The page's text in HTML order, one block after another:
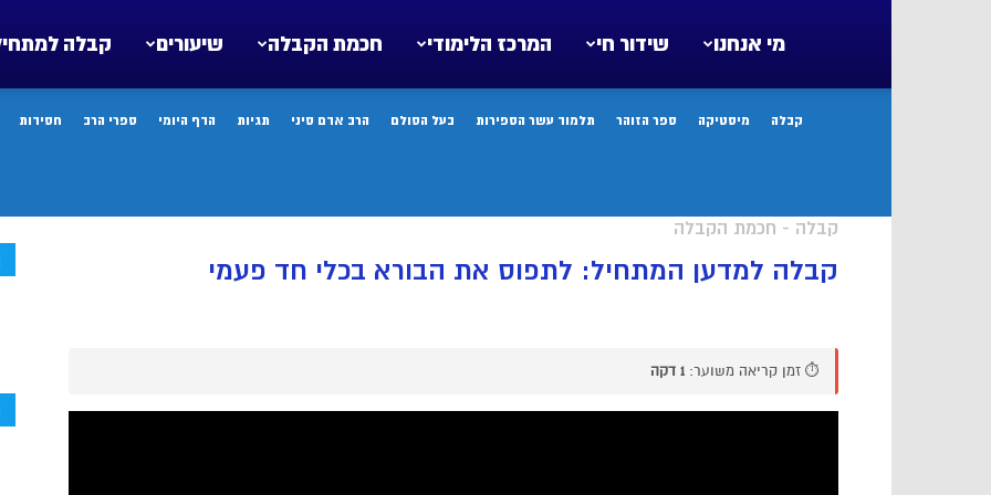
קבלה שיעורים חכמת הקבלה המרכז הלימודי שידור חי מי אנחנו
קבלה מיסטיקה ספר הזוהר תלמוד עשר הספירות בעל הסולם הרב אדם סיני תגיות הדף היומי ספרי הרב חסידות
קבלה - חכמת הקבלה
קבלה למדען המתחיל: לתפוס את הבורא בכלי חד פעמי
⏱️ זמן קריאה משוער: 1 דקה